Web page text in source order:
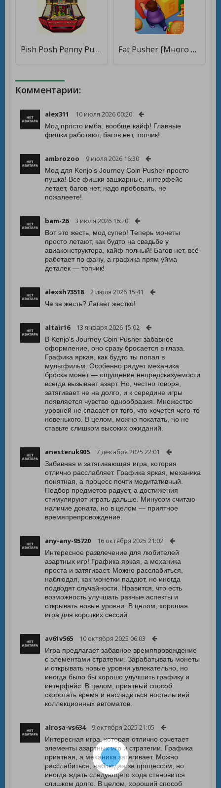
Pish Posh Penny Pusher [Мод меню] Fat Pusher [Много монет]
Комментарии:
alex311 10 июля 2026 00:20
Мод просто имба, вообще кайф! Главные
фишки работают, багов нет, топчик!
ambrozoo 9 июля 2026 16:30
Мод для Kenjo's Journey Coin Pusher просто
пушка! Все фишки зашкарные, интерфейс
летает, багов нет, надо пробовать, не
пожалеете!
bam-26 3 июля 2026 16:20
Вот это жесть, мод супер! Теперь монеты
просто летают, как будто на свадьбе у
авиаконструктора, кайф полный! Багов нет, всё
работает по фану, а графика прям уйма
деталек — топчик!
alexsh73518 2 июля 2026 15:41
Че за жесть? Лагает жестко!
altair16 13 января 2026 15:02
В Kenjo's Journey Coin Pusher забавное
оформление, оно сразу бросается в глаза.
Графика яркая, как будто ты попал в
мультфильм. Особенно радует механика
броска монет — ощущение непредсказуемости
всегда вызывает азарт. Но, честно говоря,
затягивает не на долго, и к середине игры
появляется чувство однообразия. Множество
уровней не спасает от того, что хочется чего-то
новенького. В целом, можно покатать, но не
ставьте слишком высоких ожиданий.
anesteruk905 7 декабря 2025 22:01
Забавная и затягивающая игра, которая
отлично расслабляет. Графика яркая, механика
понятная, а процесс почти медитативный.
Подбор предметов радует, а достижения
стимулируют играть дальше. Минусом считаю
наличие доната, но в целом — приятное
времяпрепровождение.
any-any-95720 16 октября 2025 21:02
Интересное развлечение для любителей
азартных игр! Графика яркая, а механика
проста и затягивает. Можно расслабиться,
наблюдая, как монетки падают, но иногда
подводят случайности. Нравится, что есть
возможность улучшать разные аспекты и
открывать новые уровни. В целом, хорошая
игра для коротких сессий.
av61v565 10 октября 2025 06:03
Игра предлагает забавное времяпровождение
с элементами стратегии. Зарабатывать монеты
и открывать новые уровни увлекательно, но
иногда было бы хорошо улучшить графику и
интерфейс. В целом, приятный способ
скоротать время и насладиться ностальгией
коллекционных автоматов.
alrosa-vs634 9 октября 2025 21:05
Интересная игра, которая отлично сочетает
элементы азартных игр и стратегии. Графика
приятная, а механика затягивает. Можно
расслабиться, наблюдая за процессом, но
иногда ждать следующего хода становится
слишком долго. В целом, хороший способ